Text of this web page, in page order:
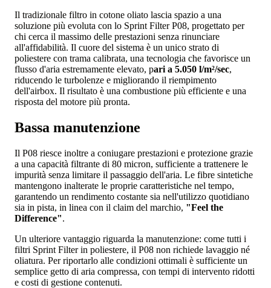
Il tradizionale filtro in cotone oliato lascia spazio a una
soluzione più evoluta con lo Sprint Filter P08, progettato per
chi cerca il massimo delle prestazioni senza rinunciare
all'affidabilità. Il cuore del sistema è un unico strato di
poliestere con trama calibrata, una tecnologia che favorisce un
flusso d'aria estremamente elevato, pari a 5.050 l/m²/sec,
riducendo le turbolenze e migliorando il riempimento
dell'airbox. Il risultato è una combustione più efficiente e una
risposta del motore più pronta.
Bassa manutenzione
Il P08 riesce inoltre a coniugare prestazioni e protezione grazie
a una capacità filtrante di 80 micron, sufficiente a trattenere le
impurità senza limitare il passaggio dell'aria. Le fibre sintetiche
mantengono inalterate le proprie caratteristiche nel tempo,
garantendo un rendimento costante sia nell'utilizzo quotidiano
sia in pista, in linea con il claim del marchio, "Feel the
Difference".
Un ulteriore vantaggio riguarda la manutenzione: come tutti i
filtri Sprint Filter in poliestere, il P08 non richiede lavaggio né
oliatura. Per riportarlo alle condizioni ottimali è sufficiente un
semplice getto di aria compressa, con tempi di intervento ridotti
e costi di gestione contenuti.